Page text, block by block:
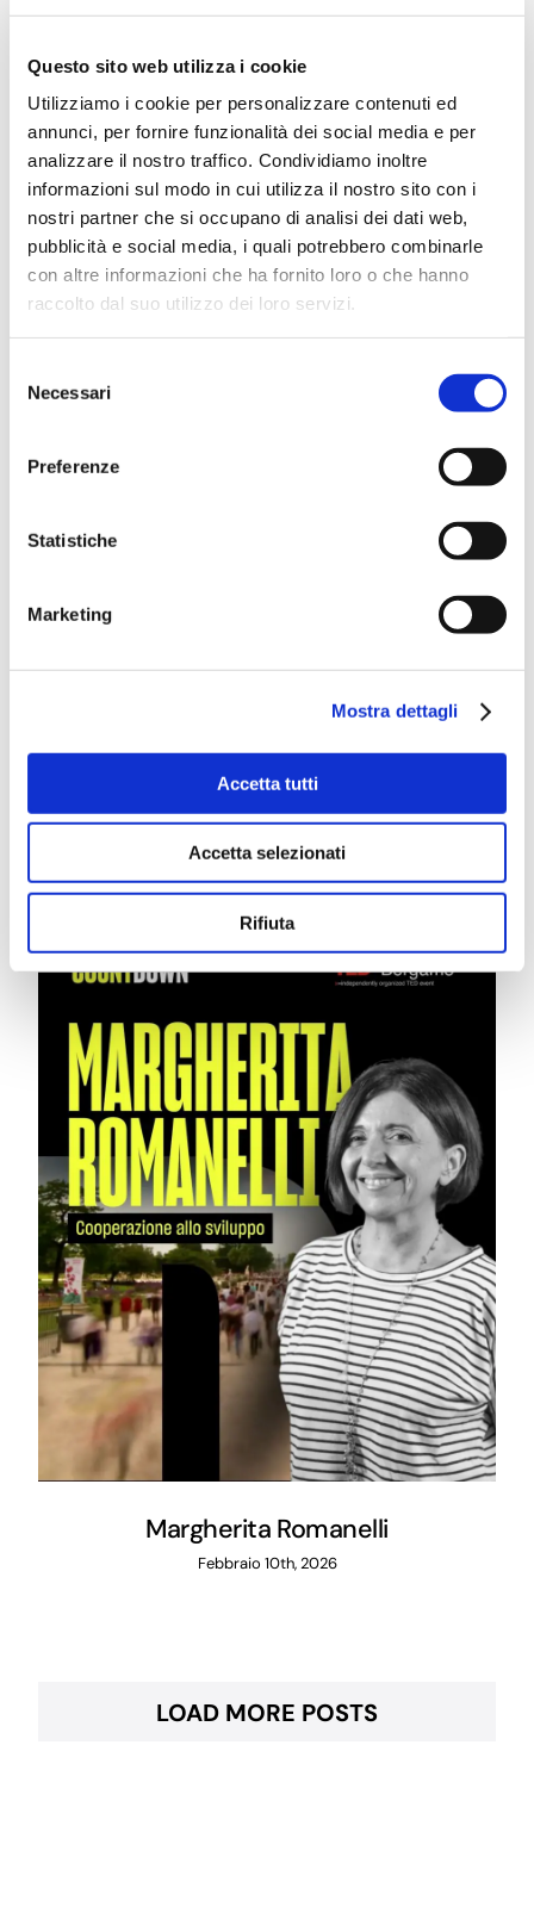
Questo sito web utilizza i cookie
Utilizziamo i cookie per personalizzare contenuti ed
annunci, per fornire funzionalità dei social media e per
analizzare il nostro traffico. Condividiamo inoltre
informazioni sul modo in cui utilizza il nostro sito con i
nostri partner che si occupano di analisi dei dati web,
pubblicità e social media, i quali potrebbero combinarle
con altre informazioni che ha fornito loro o che hanno
raccolto dal suo utilizzo dei loro servizi.
delNecessari
Preferenze
Statistiche
Marketing
Mostra dettagli
Accetta tutti
Accetta selezionati
Rifiuta
Gregory Eve
Febbraio 10th, 2026
Margherita Romanelli
Febbraio 10th, 2026
LOAD MORE POSTS